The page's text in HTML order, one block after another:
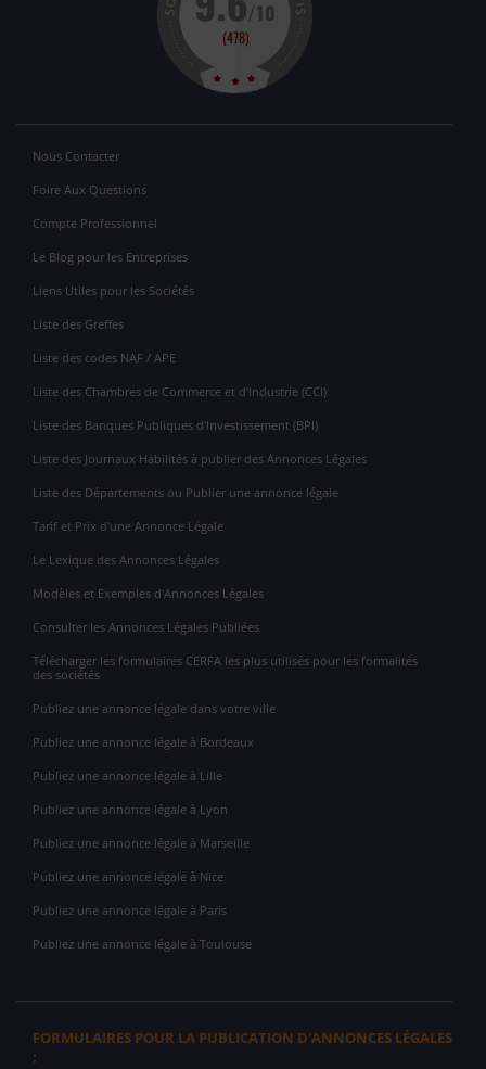
Nous Contacter
Foire Aux Questions
Compte Professionnel
Le Blog pour les Entreprises
Liens Utiles pour les Sociétés
Liste des Greffes
Liste des codes NAF / APE
Liste des Chambres de Commerce et d'Industrie (CCI)
Liste des Banques Publiques d'Investissement (BPI)
Liste des Journaux Habilités à publier des Annonces Légales
Liste des Départements ou Publier une annonce légale
Tarif et Prix d'une Annonce Légale
Le Lexique des Annonces Légales
Modèles et Exemples d'Annonces Légales
Consulter les Annonces Légales Publiées
Télécharger les formulaires CERFA les plus utilisés pour les formalités
des sociétés
Publiez une annonce légale dans votre ville
Publiez une annonce légale à Bordeaux
Publiez une annonce légale à Lille
Publiez une annonce légale à Lyon
Publiez une annonce légale à Marseille
Publiez une annonce légale à Nice
Publiez une annonce légale à Paris
Publiez une annonce légale à Toulouse
FORMULAIRES POUR LA PUBLICATION D'ANNONCES LÉGALES
: